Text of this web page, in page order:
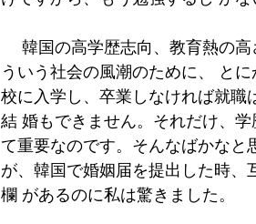
韓国の高学歴志向、教育熱の高
ういう社会の風潮のために、 と
校に入学し、卒業しなければ就職
結 婚もできません。それだけ、
て重要なのです。そんなばかなと
が、韓国で婚姻届を提出した時、
欄 があるのに私は驚きました。